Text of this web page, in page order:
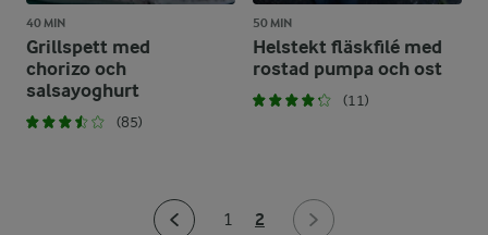
40 MIN
Grillspett med
chorizo och
salsayoghurt
(85)
50 MIN
Helstekt fläskfilé med
rostad pumpa och ost
(11)
1 2